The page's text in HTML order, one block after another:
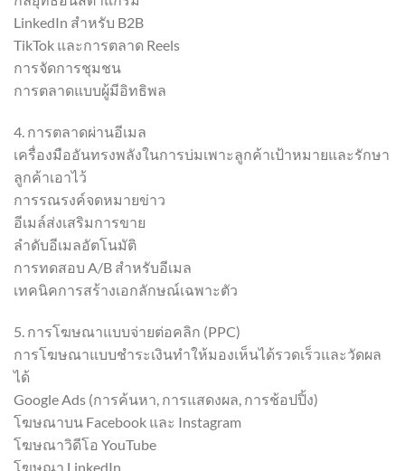
LinkedIn สำหรับ B2B
TikTok และการตลาด Reels
การจัดการชุมชน
การตลาดแบบผู้มีอิทธิพล
4. การตลาดผ่านอีเมล
เครื่องมืออันทรงพลังในการบ่มเพาะลูกค้าเป้าหมายและรักษา
ลูกค้าเอาไว้
การรณรงค์จดหมายข่าว
อีเมล์ส่งเสริมการขาย
ลำดับอีเมลอัตโนมัติ
การทดสอบ A/B สำหรับอีเมล
เทคนิคการสร้างเอกลักษณ์เฉพาะตัว
5. การโฆษณาแบบจ่ายต่อคลิก (PPC)
การโฆษณาแบบชำระเงินทำให้มองเห็นได้รวดเร็วและวัดผล
ได้
Google Ads (การค้นหา, การแสดงผล, การช้อปปิ้ง)
โฆษณาบน Facebook และ Instagram
โฆษณาวิดีโอ YouTube
โฆษณา LinkedIn